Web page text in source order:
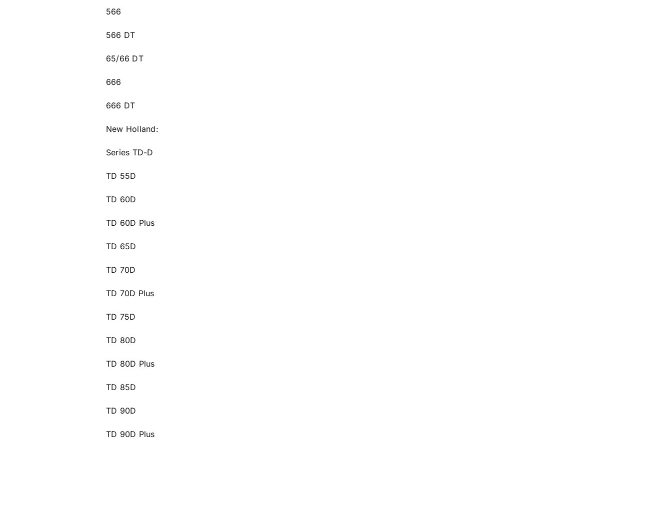
566
566 DT
65/66 DT
666
666 DT
New Holland:
Series TD-D
TD 55D
TD 60D
TD 60D Plus
TD 65D
TD 70D
TD 70D Plus
TD 75D
TD 80D
TD 80D Plus
TD 85D
TD 90D
TD 90D Plus